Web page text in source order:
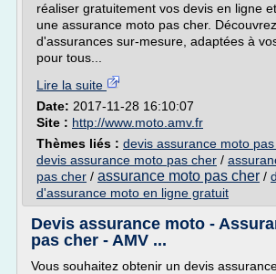
réaliser gratuitement vos devis en ligne
une assurance moto pas cher.
d'assurances sur-mesure, adaptées à
pour tous...
Lire la suite
Date: 2017-11-28 16:10:07
Site : http://www.moto.amv.fr
Thèmes liés : devis assurance moto
devis assurance moto pas cher /
pas cher / assurance moto pas cher /
d'assurance moto en ligne gratuit
Devis assurance moto -
pas cher - AMV ...
Vous souhaitez obtenir un devis